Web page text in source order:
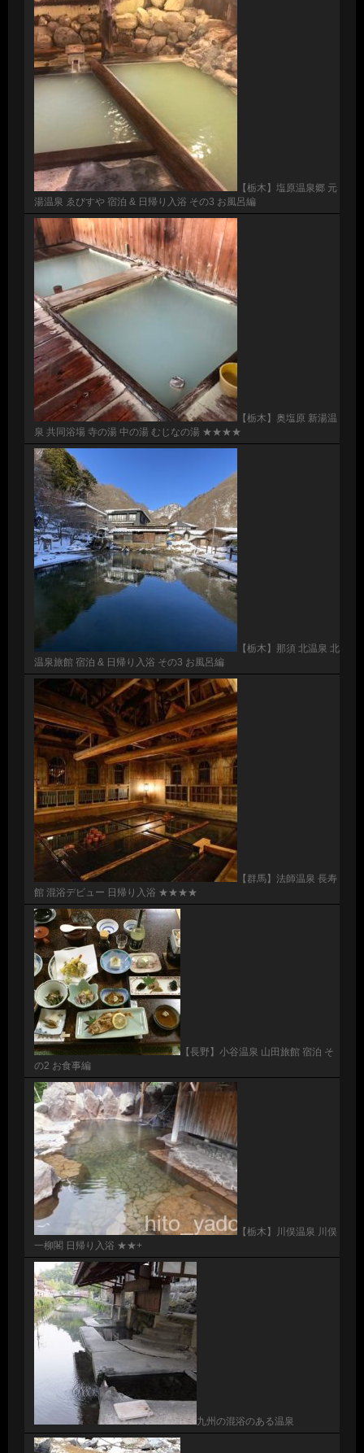
【栃木】塩原温泉郷 元
湯温泉 ゑびすや 宿泊 & 日帰り入浴 その3 お風呂編
【栃木】奥塩原 新湯温
泉 共同浴場 寺の湯 中の湯 むじなの湯 ★★★★
【栃木】那須 北温泉 北
温泉旅館 宿泊 & 日帰り入浴 その3 お風呂編
【群馬】法師温泉 長寿
館 混浴デビュー 日帰り入浴 ★★★★
【長野】小谷温泉 山田旅館 宿泊 そ
の2 お食事編
【栃木】川俣温泉 川俣
一柳閣 日帰り入浴 ★★+
九州の混浴のある温泉